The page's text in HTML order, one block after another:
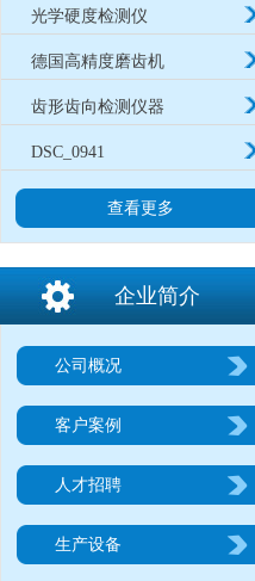
光学硬度检测仪
德国高精度磨齿机
齿形齿向检测仪器
DSC_0941
查看更多
企业简介
公司概况
客户案例
人才招聘
生产设备